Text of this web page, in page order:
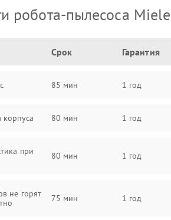
робота-пылесоса Miele
Срок Гарантия
85 мин 1 год
80 мин 1 год
при
80 мин 1 год
не горят
75 мин 1 год